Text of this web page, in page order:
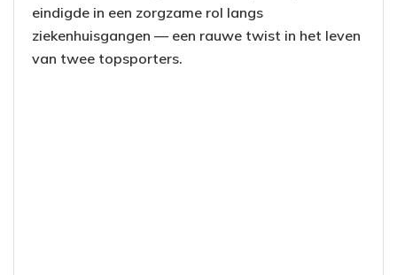
eindigde in een zorgzame rol langs
ziekenhuisgangen — een rauwe twist in het leven
van twee topsporters.